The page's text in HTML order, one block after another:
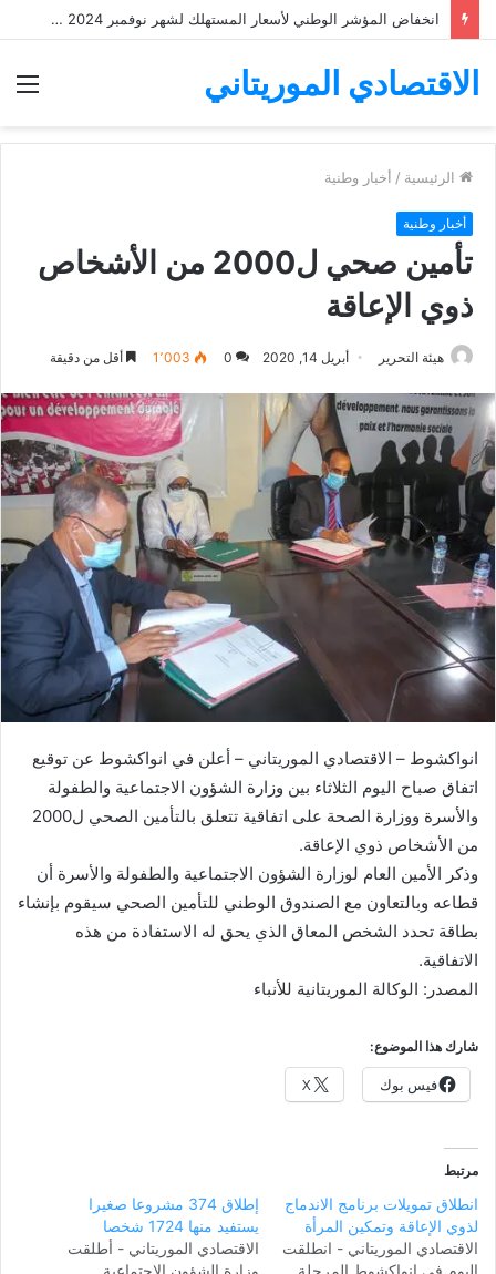
انخفاض المؤشر الوطني لأسعار المستهلك لشهر نوفمبر 2024 ب 1%
الاقتصادي الموريتاني
الرئيسية / أخبار وطنية
أخبار وطنية
تأمين صحي ل2000 من الأشخاص
ذوي الإعاقة
هيئة التحرير أبريل 14, 2020 0 1٬003 أقل من دقيقة
انواكشوط – الاقتصادي الموريتاني – أعلن في انواكشوط عن توقيع
اتفاق صباح اليوم الثلاثاء بين وزارة الشؤون الاجتماعية والطفولة
والأسرة ووزارة الصحة على اتفاقية تتعلق بالتأمين الصحي ل2000
من الأشخاص ذوي الإعاقة.
وذكر الأمين العام لوزارة الشؤون الاجتماعية والطفولة والأسرة أن
قطاعه وبالتعاون مع الصندوق الوطني للتأمين الصحي سيقوم بإنشاء
بطاقة تحدد الشخص المعاق الذي يحق له الاستفادة من هذه
الاتفاقية.
المصدر: الوكالة الموريتانية للأنباء
شارك هذا الموضوع:
فيس بوك X
مرتبط
انطلاق تمويلات برنامج الاندماج
لذوي الإعاقة وتمكين المرأة
الاقتصادي الموريتاني - انطلقت
اليوم في انواكشوط المرحلة
إطلاق 374 مشروعا صغيرا
يستفيد منها 1724 شخصا
الاقتصادي الموريتاني - أطلقت
وزارة الشؤون الاجتماعية